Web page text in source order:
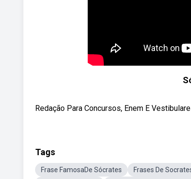
Redação Para Concursos, Enem E
Tags
Frase FamosaDe Sócrates Frases De